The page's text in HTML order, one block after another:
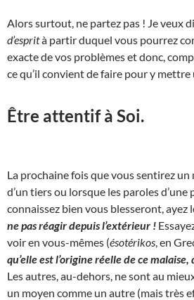
Alors surtout, ne partez pas ! Je veux
d’esprità partir duquel vous pourrez
exacte de vos problèmes et donc,
ce qu’il convient de faire pour y
Être attentif à Soi.
La prochaine fois que vous sentirez un
d’un tiers ou lorsque les paroles d’une
connaissez bien vous blesseront, ayez
ne pas réagir depuis l’extérieur !
voir en vous-mêmes (ésotérikos , en
qu’elle est l’origine réelle de ce
Les autres, au-dehors, ne sont au
un moyen comme un autre (mais très